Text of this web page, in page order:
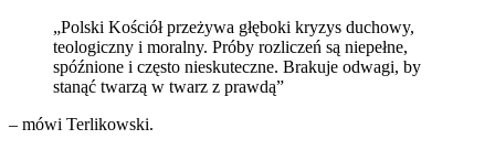
„Polski Kościół przeżywa głęboki kryzys duchowy,
teologiczny i moralny. Próby rozliczeń są niepełne,
spóźnione i często nieskuteczne. Brakuje odwagi, by
stanąć twarzą w twarz z prawdą”
– mówi Terlikowski.